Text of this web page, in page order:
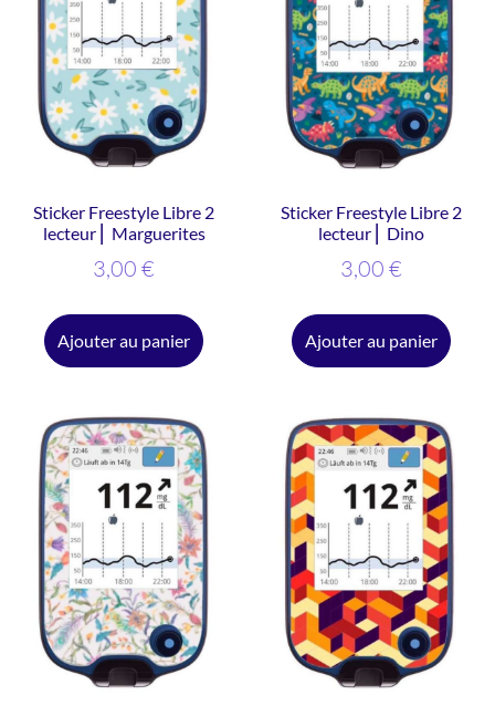
Sticker Freestyle Libre 2
lecteur ⎜ Marguerites
3,00 €
Ajouter au panier
Sticker Freestyle Libre 2
lecteur ⎜ Dino
3,00 €
Ajouter au panier